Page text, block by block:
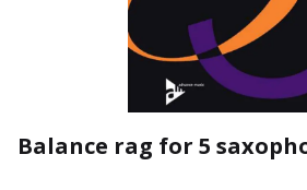
Balance rag for 5